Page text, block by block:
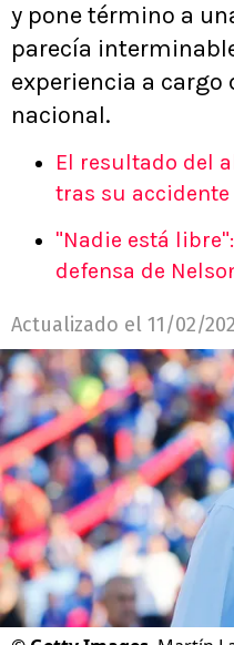
y pone término a
parecía
experiencia a
nacional.
El resultado del
tras su accidente
"Nadie está
defensa de
Actualizado el 11/02/